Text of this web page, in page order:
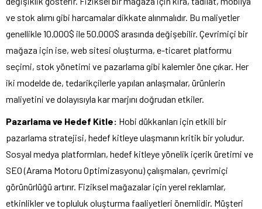
ve stok alımı gibi harcamalar dikkate alınmalıdır. Bu maliyetler
genellikle 10.000$ ile 50.000$ arasında değişebilir. Çevrimiçi bir
mağaza için ise, web sitesi oluşturma, e-ticaret platformu
seçimi, stok yönetimi ve pazarlama gibi kalemler öne çıkar. Her
iki modelde de, tedarikçilerle yapılan anlaşmalar, ürünlerin
maliyetini ve dolayısıyla kar marjını doğrudan etkiler.
Pazarlama ve Hedef Kitle: Hobi dükkanları için etkili bir
pazarlama stratejisi, hedef kitleye ulaşmanın kritik bir yoludur.
Sosyal medya platformları, hedef kitleye yönelik içerik üretimi ve
SEO (Arama Motoru Optimizasyonu) çalışmaları, çevrimiçi
görünürlüğü artırır. Fiziksel mağazalar için yerel reklamlar,
etkinlikler ve topluluk oluşturma faaliyetleri önemlidir. Müşteri